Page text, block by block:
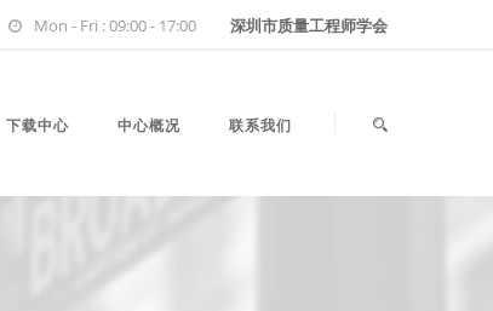
Mon - Fri : 09:00 - 17:00 深圳市质量工程师学会
下载中心 中心概况 联系我们